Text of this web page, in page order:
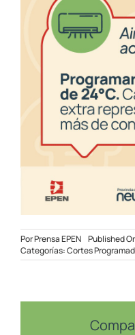
PorPrensa EPEN Published
Categorías:Cortes